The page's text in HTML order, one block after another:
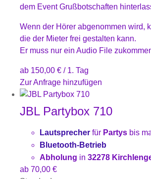
dem Event Grußbotschaften
Wenn der Hörer abgenommen wird,
die der Mieter frei gestalten kann.
Er muss nur ein Audio File
ab 150,00 € / 1. Tag
Zur Anfrage hinzufügen
JBL Partybox 710
Lautsprecher für Partys bis
Bluetooth-Betrieb
Abholung in 32278
ab 70,00 €